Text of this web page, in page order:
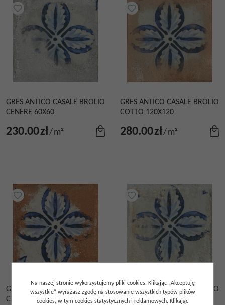
GRES ANTICO CASALE BROLIO
CENERE 60X60
230.00zł/m²
GRES ANTICO CASALE BROLIO
COTTO 120X120
280.00zł/m²
GRES ANTICO CASALE BROLIO
COTTO 60X60
GRES ANTICO CASALE BROLIO
ECRU 60X60
Na naszej stronie wykorzystujemy pliki cookies. Klikając „Akceptuję
wszystkie” wyrażasz zgodę na stosowanie wszystkich typów plików
cookies, w tym cookies statystycznych i reklamowych. Klikając